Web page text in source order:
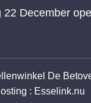
22 December
De
: Esselink.nu